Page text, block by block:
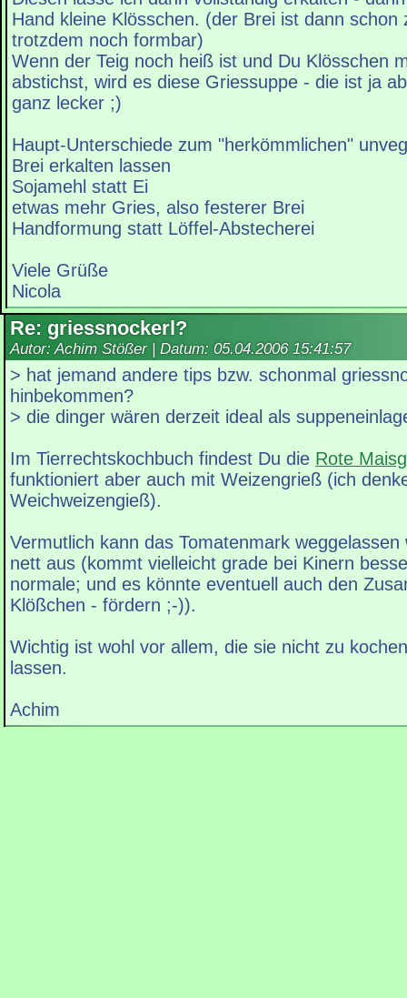
Hand kleine Klösschen. (der Brei ist dann schon
trotzdem noch formbar)
Wenn der Teig noch heiß ist und Du Klösschen
abstichst, wird es diese Griessuppe - die ist ja
ganz lecker ;)
Haupt-Unterschiede zum "herkömmlichen"
Brei erkalten lassen
Sojamehl statt Ei
etwas mehr Gries, also festerer Brei
Handformung statt Löffel-Abstecherei
Viele Grüße
Nicola
Re: griessnockerl?
Autor: Achim Stößer | Datum: 05.04.2006 15:41:57
> hat jemand andere tips bzw. schonmal
hinbekommen?
> die dinger wären derzeit ideal als
Im Tierrechtskochbuch findest Du die Rote
funktioniert aber auch mit Weizengrieß (ich
Weichweizengieß).
Vermutlich kann das Tomatenmark
nett aus (kommt vielleicht grade bei Kinern
normale; und es könnte eventuell auch den
Klößchen - fördern ;-)).
Wichtig ist wohl vor allem, die sie nicht zu
lassen.
Achim